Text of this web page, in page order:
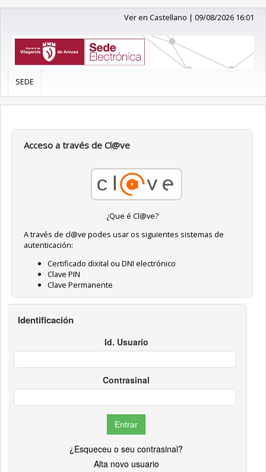
Ver en Castellano |09/08/2026 16:01
SEDE
Acceso a través de Cl@ve
¿Que é Cl@ve?
A través de cl@ve podes usar os siguientes sistemas de
autenticación:
Certificado dixital ou DNI electrónico
Clave PIN
Clave Permanente
Identificación
Id. Usuario
Contrasinal
¿Esqueceu o seu contrasinal?
Alta novo usuario